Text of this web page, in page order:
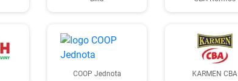
COOP Jednota KARMEN CBA